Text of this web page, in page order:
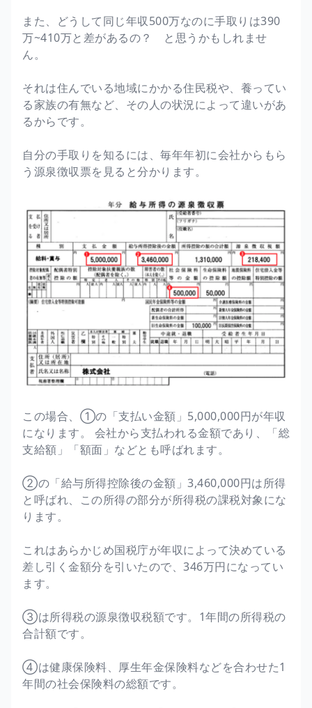
また、どうして同じ年収500万なのに手取りは390
万~410万と差があるの？ と思うかもしれませ
ん。
それは住んでいる地域にかかる住民税や、養ってい
る家族の有無など、その人の状況によって違いがあ
るからです。
自分の手取りを知るには、毎年年初に会社からもら
う源泉徴収票を見ると分かります。
この場合、①の「支払い金額」5,000,000円が年収
になります。 会社から支払われる金額であり、「総
支給額」「額面」などとも呼ばれます。
②の「給与所得控除後の金額」3,460,000円は所得
と呼ばれ、この所得の部分が所得税の課税対象にな
ります。
これはあらかじめ国税庁が年収によって決めている
差し引く金額分を引いたので、346万円になってい
ます。
③は所得税の源泉徴収税額です。1年間の所得税の
合計額です。
④は健康保険料、厚生年金保険料などを合わせた1
年間の社会保険料の総額です。